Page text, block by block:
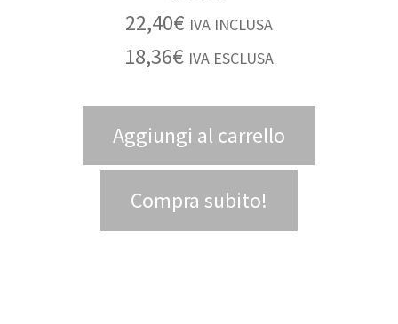
22,40€ IVA INCLUSA
18,36€ IVA ESCLUSA
Aggiungi al carrello
Compra subito!